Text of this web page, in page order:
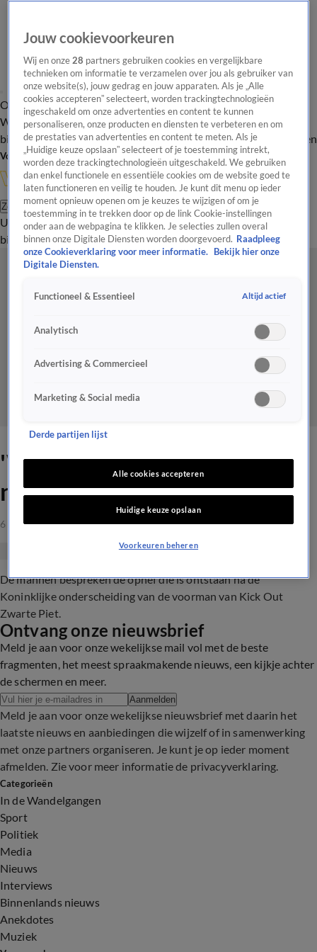
Overzicht Onze programma's Uitzendingen Onze gezichten
In de
WandelgangenInterviewsUitzending
bijwonenPodcastShopVeelgestelde vragenKijkersvraag insturen
Volg Vandaag Inside
Zoeken
UitzendingenVandaag InsideDe OranjezomerShopUitzending
bijwonen
'We willen allemaal deugen:
nou, ik niet!'
6 mei 2023, 00:37
De mannen bespreken de ophef die is ontstaan na de
Koninklijke onderscheiding van de voorman van Kick Out
Zwarte Piet.
Ontvang onze nieuwsbrief
Meld je aan voor onze wekelijkse mail vol met de beste
fragmenten, het meest spraakmakende nieuws, een kijkje achter
de schermen en meer.
Aanmelden
Meld je aan voor onze wekelijkse nieuwsbrief met daarin het
laatste nieuws en aanbiedingen die wijzelf of in samenwerking
met onze partners organiseren. Je kunt je op ieder moment
afmelden. Zie voor meer informatie de privacyverklaring.
Categorieën
In de Wandelgangen
Sport
Politiek
Media
Nieuws
Interviews
Binnenlands nieuws
Anekdotes
Muziek
Jouw cookievoorkeuren
Wij en onze28 partners gebruiken cookies en vergelijkbare
technieken om informatie te verzamelen over jou als gebruiker van
onze website(s), jouw gedrag en jouw apparaten. Als je „Alle
cookies accepteren” selecteert, worden trackingtechnologieën
ingeschakeld om onze advertenties en content te kunnen
personaliseren, onze producten en diensten te verbeteren en om
de prestaties van advertenties en content te meten. Als je
„Huidige keuze opslaan” selecteert of je toestemming intrekt,
worden deze trackingtechnologieën uitgeschakeld. We gebruiken
dan enkel functionele en essentiële cookies om de website goed te
laten functioneren en veilig te houden. Je kunt dit menu op ieder
moment opnieuw openen om je keuzes te wijzigen of om je
toestemming in te trekken door op de link Cookie-instellingen
onder aan de webpagina te klikken. Je selecties zullen overal
binnen onze Digitale Diensten worden doorgevoerd. Raadpleeg
onze Cookieverklaring voor meer informatie.
Bekijk hier onze
Digitale Diensten.
Functioneel & Essentieel Altijd actief
Analytisch
Advertising & Commercieel
Marketing & Social media
Derde partijen lijst
Alle cookies accepteren
Huidige keuze opslaan
Voorkeuren beheren